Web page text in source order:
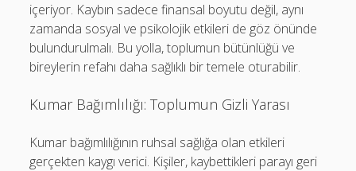
içeriyor. Kaybın sadece finansal boyutu değil, aynı
zamanda sosyal ve psikolojik etkileri de göz önünde
bulundurulmalı. Bu yolla, toplumun bütünlüğü ve
bireylerin refahı daha sağlıklı bir temele oturabilir.
Kumar Bağımlılığı: Toplumun Gizli Yarası
Kumar bağımlılığının ruhsal sağlığa olan etkileri
gerçekten kaygı verici. Kişiler, kaybettikleri parayı geri